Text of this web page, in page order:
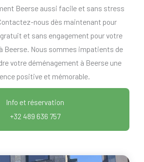
Beerse aussi facile et sans stress
nous dès maintenant pour
et sans engagement pour votre
Beerse. Nous sommes impatients de
votre déménagement à Beerse une
positive et mémorable.
Info et réservation
+32 489 636 757